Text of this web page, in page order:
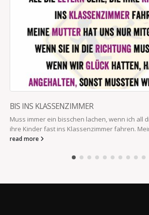
BIS INS KLASSENZIMMER
Muss immer ein bisschen lachen, wenn ich all
ihre Kinder fast ins Klassenzimmer fahren.
read more